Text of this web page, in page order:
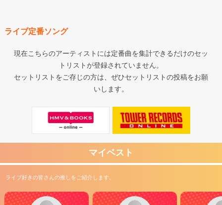
ライブ定番ソング
現在こちらのアーティストには定番曲を集計できるだけのセッ
トリストが登録されていません。
セットリストをご存じの方は、ぜひセットリストの投稿をお願
いします。
マイベスト
ライブ好きの皆さんの推しをご紹介します。